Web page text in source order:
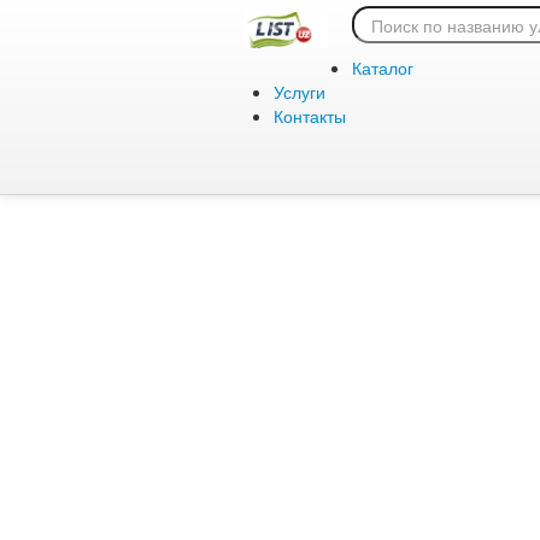
Каталог
Услуги
Контакты
Ошибка